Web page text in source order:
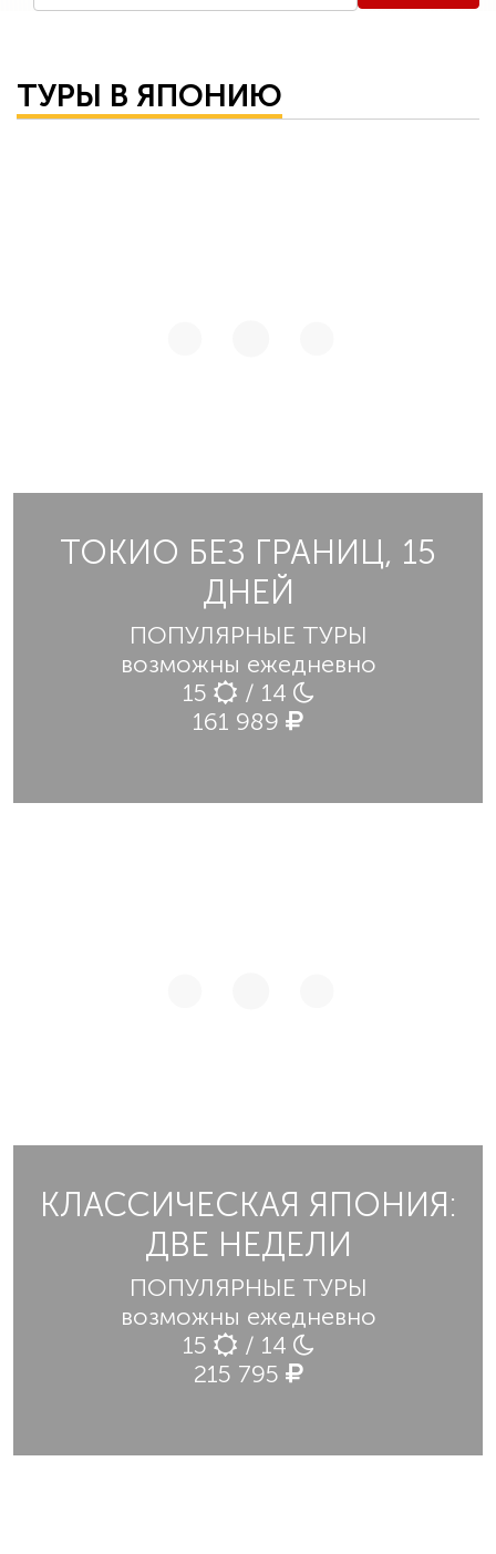
ТУРЫ В ЯПОНИЮ
ТОКИО БЕЗ ГРАНИЦ, 15
ДНЕЙ
ПОПУЛЯРНЫЕ ТУРЫ
возможны ежедневно
15
/ 14
161 989
КЛАССИЧЕСКАЯ ЯПОНИЯ:
ДВЕ НЕДЕЛИ
ПОПУЛЯРНЫЕ ТУРЫ
возможны ежедневно
15
/ 14
215 795